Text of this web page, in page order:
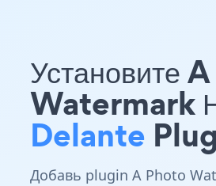
Установите
Watermark
Delante
Добавь plugin A Photo